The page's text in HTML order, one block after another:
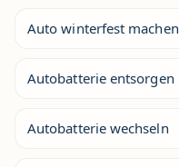
Auto winterfest machen
Autobatterie entsorgen
Autobatterie wechseln